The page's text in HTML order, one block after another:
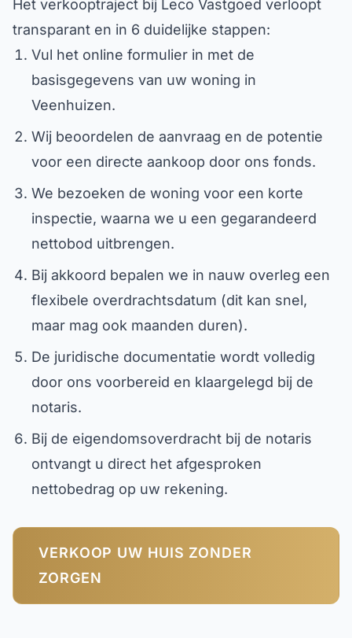
Het verkooptraject bij Leco Vastgoed verloopt
transparant en in 6 duidelijke stappen:
Vul het online formulier in met de
basisgegevens van uw woning in
Veenhuizen.
Wij beoordelen de aanvraag en de potentie
voor een directe aankoop door ons fonds.
We bezoeken de woning voor een korte
inspectie, waarna we u een gegarandeerd
nettobod uitbrengen.
Bij akkoord bepalen we in nauw overleg een
flexibele overdrachtsdatum (dit kan snel,
maar mag ook maanden duren).
De juridische documentatie wordt volledig
door ons voorbereid en klaargelegd bij de
notaris.
Bij de eigendomsoverdracht bij de notaris
ontvangt u direct het afgesproken
nettobedrag op uw rekening.
VERKOOP UW HUIS ZONDER
ZORGEN